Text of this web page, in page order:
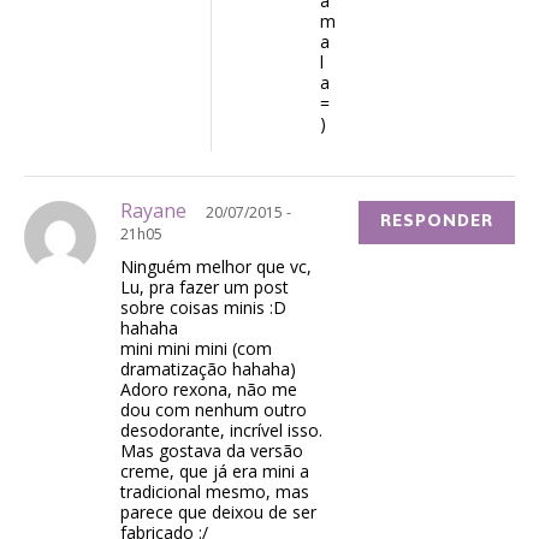
m
a
l
a
=
)
Rayane
20/07/2015 -
21h05
Ninguém melhor que vc,
Lu, pra fazer um post
sobre coisas minis :D
hahaha
mini mini mini (com
dramatização hahaha)
Adoro rexona, não me
dou com nenhum outro
desodorante, incrível isso.
Mas gostava da versão
creme, que já era mini a
tradicional mesmo, mas
parece que deixou de ser
fabricado :/
RESPONDER